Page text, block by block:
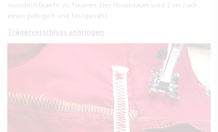
Ausschnittkante zu fixieren. Der Hosensaum wird 2 cm nach
innen gebügelt und festgenäht.
Trägerverschluss anbringen